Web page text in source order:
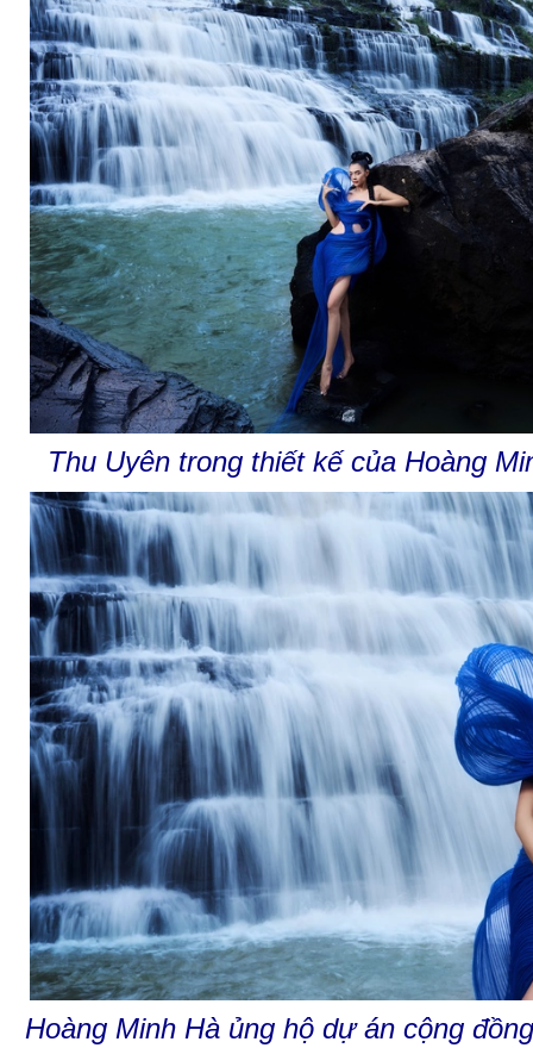
Thu Uyên trong thiết kế của Hoàng
Hoàng Minh Hà ủng hộ dự án cộng